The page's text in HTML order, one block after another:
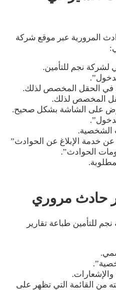
المرورية عبر موقع شركة
لشركة نجم للتأمين.
في الحقل المخصص لذلك.
المخصص لذلك.
على الشاشة بشكل صحيح.
الشخصية.
عن خدمة الإبلاغ عن الحوادث”
الحوادث”.
حادث مروري
للتأمين طباعة تقارير
من القائمة التي تظهر على